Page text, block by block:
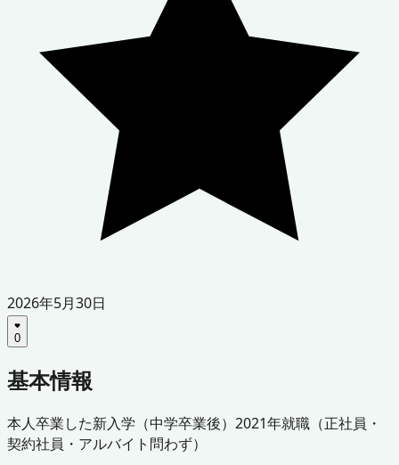
2026年5月30日
0
基本情報
本人卒業した新入学（中学卒業後） 2021年就職（正社員・
契約社員・アルバイト問わず）